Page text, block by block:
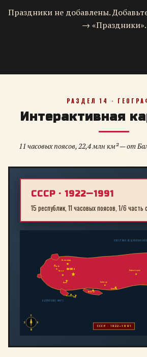
Праздники не добавлены.
→ «Праздники».
РАЗДЕЛ 14 ·
Интерактивная
11 часовых поясов, 22,4 млн км² — от
СССР · 1922—1991
15 республик, 11 часовых поясов, 1/6 часть
МОСКВА
Ленинград
Киев
Минск
Ташкент
Алма-Ата
Байконур
Новосибирск
ТбилисиБаку
Рига
С
Ю
З
В
СССР · 1922—1991
БАЛТИЙСКОЕ МОРЕ
СЕВЕРНЫЙ ЛЕДОВИТЫЙ